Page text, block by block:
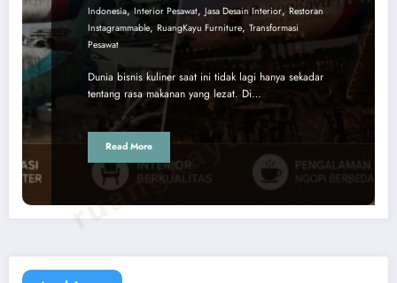
Indonesia,Interior Pesawat, Jasa Desain Interior, Restoran
Instagrammable, RuangKayu Furniture, Transformasi
Pesawat
Dunia bisnis kuliner saat ini tidak lagi hanya sekadar
tentang rasa makanan yang lezat. Di…
Read More
ruangkayu.com